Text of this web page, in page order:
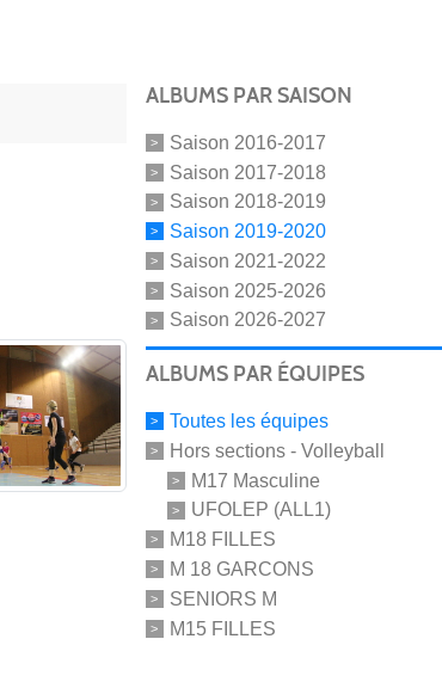
ALBUMS PAR SAISON
Saison 2016-2017
Saison 2017-2018
Saison 2018-2019
Saison 2019-2020
Saison 2021-2022
Saison 2025-2026
Saison 2026-2027
ALBUMS PAR ÉQUIPES
Toutes les équipes
Hors sections - Volleyball
M17 Masculine
UFOLEP (ALL1)
M18 FILLES
M 18 GARCONS
SENIORS M
M15 FILLES